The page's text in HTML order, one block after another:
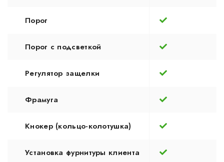
Порог
Порог с подсветкой
Регулятор защелки
Фрамуга
Кнокер (кольцо-колотушка)
Установка фурнитуры клиента